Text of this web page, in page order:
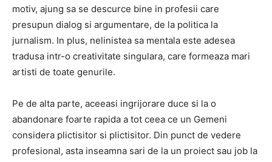
motiv, ajung sa se descurce bine in profesii care
presupun dialog si argumentare, de la politica la
jurnalism. In plus, nelinistea sa mentala este adesea
tradusa intr-o creativitate singulara, care formeaza mari
artisti de toate genurile.
Pe de alta parte, aceeasi ingrijorare duce si la o
abandonare foarte rapida a tot ceea ce un Gemeni
considera plictisitor si plictisitor. Din punct de vedere
profesional, asta inseamna sari de la un proiect sau job la